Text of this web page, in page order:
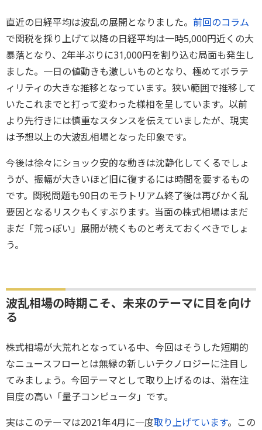
直近の日経平均は波乱の展開となりました。 前回のコラム
で関税を採り上げて以降の日経平均は一時5,000円近くの大
暴落となり、2年半ぶりに31,000円を割り込む局面も発生し
ました。一日の値動きも激しいものとなり、極めてボラテ
ィリティの大きな推移となっています。狭い範囲で推移して
いたこれまでと打って変わった様相を呈しています。以前
より先行きには慎重なスタンスを伝えていましたが、現実
は予想以上の大波乱相場となった印象です。
今後は徐々にショック安的な動きは沈静化してくるでしょ
うが、振幅が大きいほど旧に復するには時間を要するもの
です。関税問題も90日のモラトリアム終了後は再びかく乱
要因となるリスクもくすぶります。当面の株式相場はまだ
まだ「荒っぽい」展開が続くものと考えておくべきでしょ
う。
波乱相場の時期こそ、未来のテーマに目を向け
る
株式相場が大荒れとなっている中、今回はそうした短期的
なニュースフローとは無縁の新しいテクノロジーに注目し
てみましょう。今回テーマとして取り上げるのは、潜在注
目度の高い「量子コンピュータ」です。
実はこのテーマは2021年4月に一度取り上げています。この